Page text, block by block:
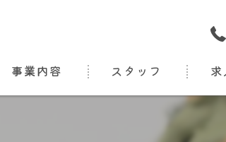
事業内容 スタッフ